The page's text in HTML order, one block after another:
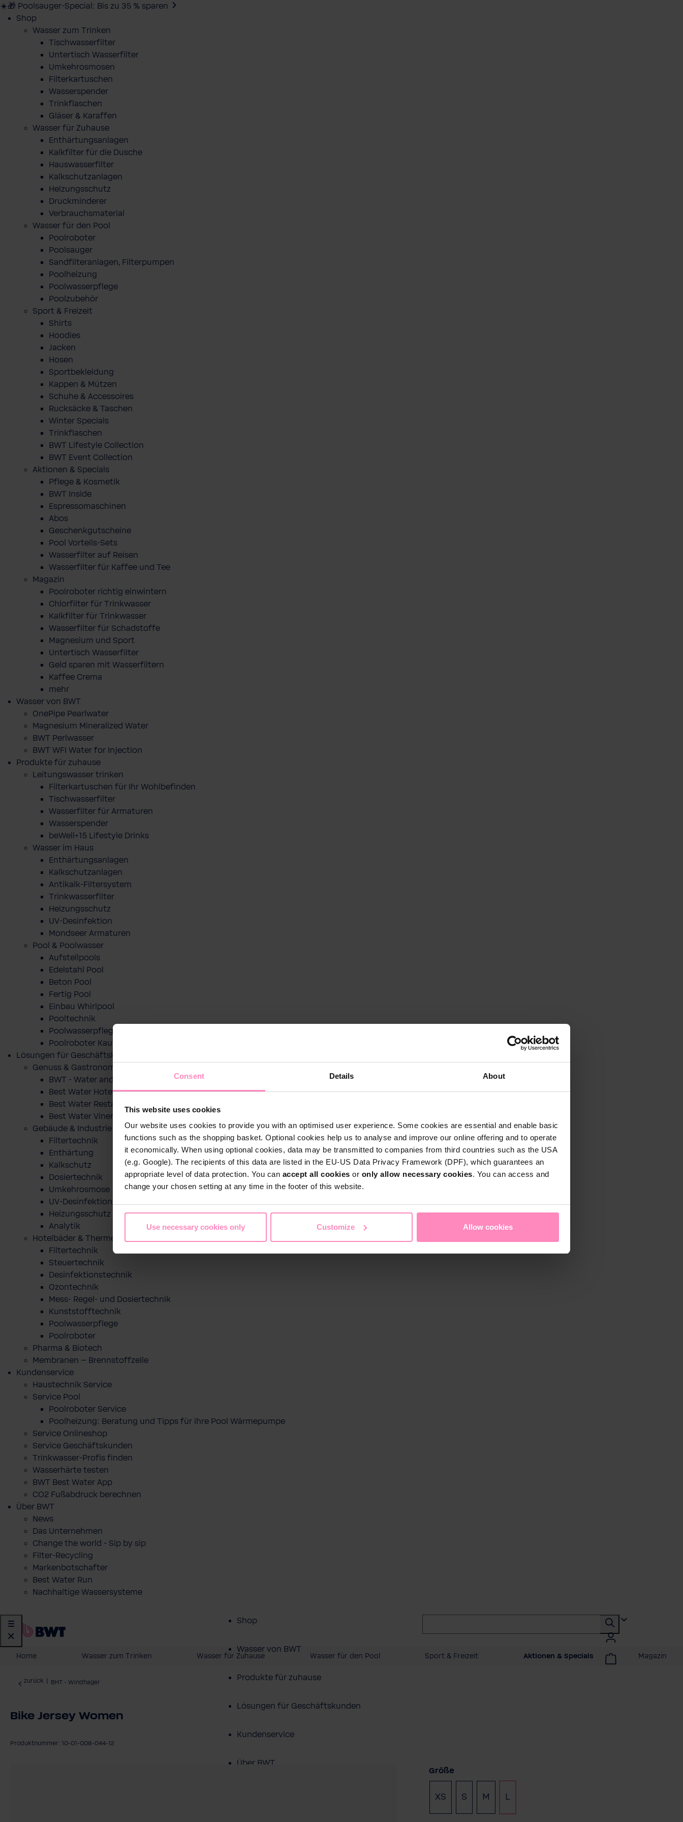
Consent Details About
This website uses cookies
Our website uses cookies to provide you with an optimised user experience. Some cookies are essential and enable basic
functions such as the shopping basket. Optional cookies help us to analyse and improve our online offering and to operate
it economically. When using optional cookies, data may be transmitted to companies from third countries such as the USA
(e.g. Google). The recipients of this data are listed in the EU-US Data Privacy Framework (DPF), which guarantees an
appropriate level of data protection. You can accept all cookies or only allow necessary cookies. You can access and
change your chosen setting at any time in the footer of this website.
Use necessary cookies only Customize Allow cookies
☀️🎁 Poolsauger-Special: Bis zu 35 % sparen
Shop
Wasser zum Trinken
Tischwasserfilter
Untertisch Wasserfilter
Umkehrosmosen
Filterkartuschen
Wasserspender
Trinkflaschen
Gläser & Karaffen
Wasser für Zuhause
Enthärtungsanlagen
Kalkfilter für die Dusche
Hauswasserfilter
Kalkschutzanlagen
Heizungsschutz
Druckminderer
Verbrauchsmaterial
Wasser für den Pool
Poolroboter
Poolsauger
Sandfilteranlagen, Filterpumpen
Poolheizung
Poolwasserpflege
Poolzubehör
Sport & Freizeit
Shirts
Hoodies
Jacken
Hosen
Sportbekleidung
Kappen & Mützen
Schuhe & Accessoires
Rucksäcke & Taschen
Winter Specials
Trinkflaschen
BWT Lifestyle Collection
BWT Event Collection
Aktionen & Specials
Pflege & Kosmetik
BWT Inside
Espressomaschinen
Abos
Geschenkgutscheine
Pool Vorteils-Sets
Wasserfilter auf Reisen
Wasserfilter für Kaffee und Tee
Magazin
Poolroboter richtig einwintern
Chlorfilter für Trinkwasser
Kalkfilter für Trinkwasser
Wasserfilter für Schadstoffe
Magnesium und Sport
Untertisch Wasserfilter
Geld sparen mit Wasserfiltern
Kaffee Crema
mehr
Wasser von BWT
OnePipe Pearlwater
Magnesium Mineralized Water
BWT Perlwasser
BWT WFI Water for Injection
Produkte für zuhause
Leitungswasser trinken
Filterkartuschen für Ihr Wohlbefinden
Tischwasserfilter
Wasserfilter für Armaturen
Wasserspender
beWell+15 Lifestyle Drinks
Wasser im Haus
Enthärtungsanlagen
Kalkschutzanlagen
Antikalk-Filtersystem
Trinkwasserfilter
Heizungsschutz
UV-Desinfektion
Mondseer Armaturen
Pool & Poolwasser
Aufstellpools
Edelstahl Pool
Beton Pool
Fertig Pool
Einbau Whirlpool
Pooltechnik
Poolwasserpflege
Poolroboter Kaufberatung und Tipps
Lösungen für Geschäftskunden
Genuss & Gastronomie
BWT - Water and more
Best Water Hotel
Best Water Restaurant
Best Water Vinery
Gebäude & Industrie
Filtertechnik
Enthärtung
Kalkschutz
Dosiertechnik
Umkehrosmose
UV-Desinfektion
Heizungsschutz
Analytik
Hotelbäder & Thermen
Filtertechnik
Steuertechnik
Desinfektionstechnik
Ozontechnik
Mess- Regel- und Dosiertechnik
Kunststofftechnik
Poolwasserpflege
Poolroboter
Pharma & Biotech
Membranen – Brennstoffzelle
Kundenservice
Haustechnik Service
Service Pool
Poolroboter Service
Poolheizung: Beratung und Tipps für ihre Pool Wärmepumpe
Service Onlineshop
Service Geschäftskunden
Trinkwasser-Profis finden
Wasserhärte testen
BWT Best Water App
CO2 Fußabdruck berechnen
Über BWT
News
Das Unternehmen
Change the world - Sip by sip
Filter-Recycling
Markenbotschafter
Best Water Run
Nachhaltige Wassersysteme
Shop
Wasser von BWT
Produkte für zuhause
Lösungen für Geschäftskunden
Kundenservice
Über BWT
Home Wasser zum Trinken Wasser für Zuhause Wasser für den Pool Sport & Freizeit Aktionen & Specials Magazin
zurück BHT - Windhager
Bike Jersey Women
Produktnummer: 10-01-008-044-12
Größe
XS S M L